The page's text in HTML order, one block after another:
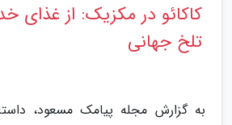
کاکائو در مکزیک: از غذای
تلخ جهانی
به گزارش مجله پیامک مسعود،